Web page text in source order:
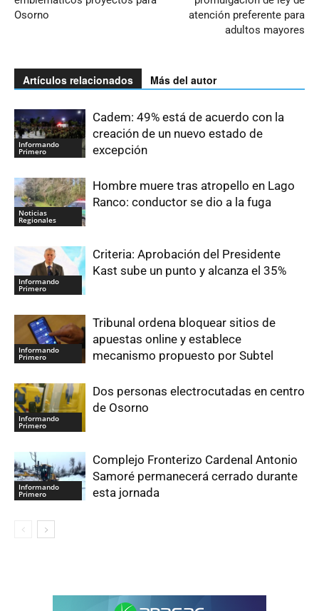
Osorno
atención preferente para
adultos mayores
Artículos relacionados Más del autor
Informando
Primero
Cadem: 49% está de acuerdo con la
creación de un nuevo estado de
excepción
Noticias
Regionales
Hombre muere tras atropello en Lago
Ranco: conductor se dio a la fuga
Informando
Primero
Criteria: Aprobación del Presidente
Kast sube un punto y alcanza el 35%
Informando
Primero
Tribunal ordena bloquear sitios de
apuestas online y establece
mecanismo propuesto por Subtel
Informando
Primero
Dos personas electrocutadas en centro
de Osorno
Informando
Primero
Complejo Fronterizo Cardenal Antonio
Samoré permanecerá cerrado durante
esta jornada